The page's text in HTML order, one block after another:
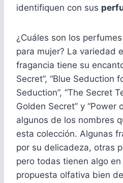
identifiquen con sus
¿Cuáles son los
para mujer? La variedad
fragancia tiene su
Secret”, “Blue Seduction
Seduction”, “The Secret
Golden Secret” y “Power
algunos de los nombres
esta colección. Algunas
por su delicadeza, otras
pero todas tienen algo
propuesta olfativa bien